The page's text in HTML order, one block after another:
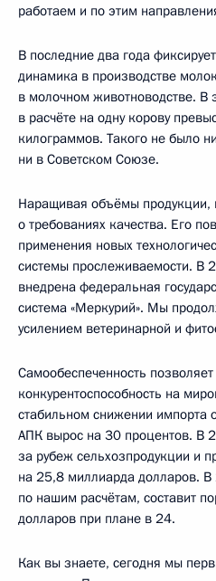
работаем и по этим
В последние два года
динамика в производстве
в молочном животноводстве. В
в расчёте на одну корову
килограммов. Такого не было
ни в Советском Союзе.
Наращивая объёмы
о требованиях качества. Его
применения новых
системы прослеживаемости. В
внедрена федеральная
система «Меркурий». Мы
усилением ветеринарной и
Самообеспеченность
конкурентоспособность на
стабильном снижении импорта
АПК вырос на 30 процентов. В
за рубеж сельхозпродукции и
на 25,8 миллиарда долларов. В
по нашим расчётам, составит
долларов при плане в 24.
Как вы знаете, сегодня мы